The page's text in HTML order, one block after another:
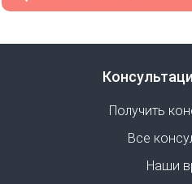
Получить
Все
Наши